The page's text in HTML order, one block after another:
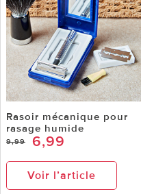
Rasoir mécanique pour
rasage humide
9,99 6,99
Voir l’article